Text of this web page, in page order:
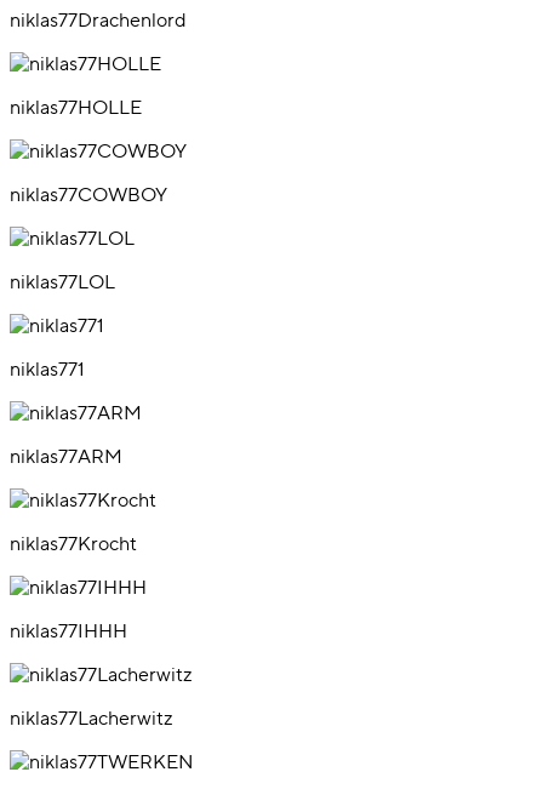
niklas77Drachenlord
niklas77HOLLE
niklas77COWBOY
niklas77LOL
niklas771
niklas77ARM
niklas77Krocht
niklas77IHHH
niklas77Lacherwitz